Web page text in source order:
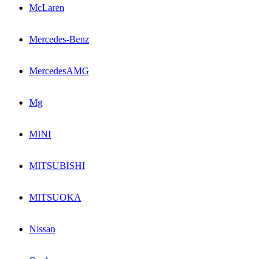
McLaren
Mercedes-Benz
MercedesAMG
Mg
MINI
MITSUBISHI
MITSUOKA
Nissan